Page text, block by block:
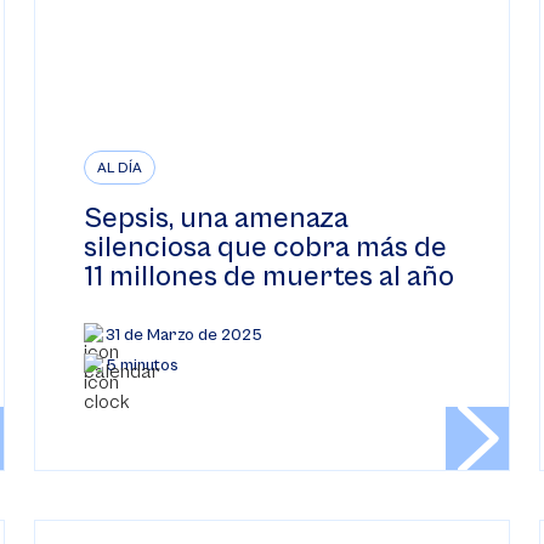
AL DÍA
Sepsis, una amenaza
silenciosa que cobra más de
11 millones de muertes al año
31 de Marzo de 2025
5 minutos